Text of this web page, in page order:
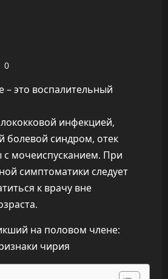
0
– это воспалительный
инфекцией,
болевой синдром, отек
мочеиспусканием. При
симптоматики следует
к врачу вне